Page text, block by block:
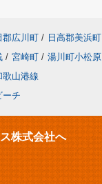
郡広川町 / 日高郡美浜町
/ 宮崎町 / 湯川町小松原
歌山港線
ーチ
株式会社へ